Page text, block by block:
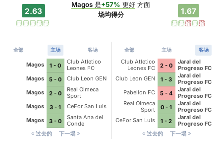
2.63
赢 赢 赢 赢 赢
Magos 是+57% 更好 方面
场均得分
1.67
赢 赢 输 赢 输
全部 主场 客场
Magos 1 - 0
Club Atletico
Leones FC
Magos
5 - 0
Club Leon GEN
Magos
2 - 0
Real Olmeca
Sport
Empresarios del
Rincon
Magos 3 - 1
CeFor San Luis
Magos
3 - 0
Santa Ana del
Conde
过去的
下一埸
全部 主场 客场
Club Atletico
Leones FC
2 - 0
Jaral del
Progreso FC
Ocoteros de
Cueramaro
Club Leon GEN 1 - 3
Jaral del
Progreso FC
Ocoteros de
Cueramaro
Pabellon FC 5 - 4
Jaral del
Progreso FC
Ocoteros de
Cueramaro
Real Olmeca
Sport
Empresarios del
Rincon
0 - 1
Jaral del
Progreso FC
Ocoteros de
Cueramaro
CeFor San Luis 1 - 2
Jaral del
Progreso FC
Ocoteros de
Cueramaro
过去的 下一埸